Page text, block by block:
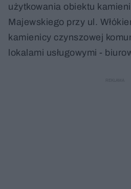
użytkowania obiektu
Majewskiego przy ul.
kamienicy czynszowej
lokalami usługowymi -